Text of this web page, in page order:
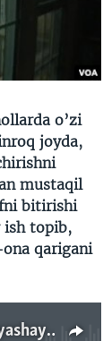
o’zi
joyda,
mustaqil
bitirishi
ish topib,
qarigani
Amerikaliklar keksayganda qayerda yashaydi? Navbahor Imamova